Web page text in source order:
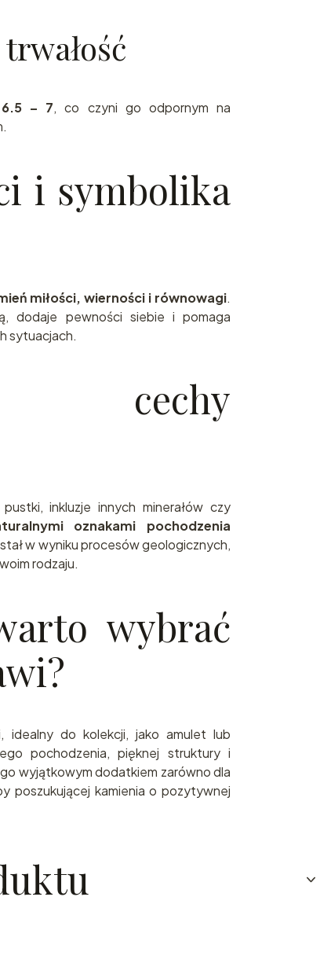
6.5 – 7, co czyni go odpornym na
i symbolika
miłości, wierności i równowagi.
dodaje pewności siebie i pomaga
sytuacjach.
cechy
inkluzje innych minerałów czy
oznakami pochodzenia
w wyniku procesów geologicznych,
rodzaju.
wybrać
idealny do kolekcji, jako amulet lub
pochodzenia, pięknej struktury i
wyjątkowym dodatkiem zarówno dla
poszukującej kamienia o pozytywnej